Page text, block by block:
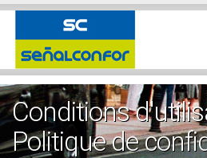
Conditions
Politique de